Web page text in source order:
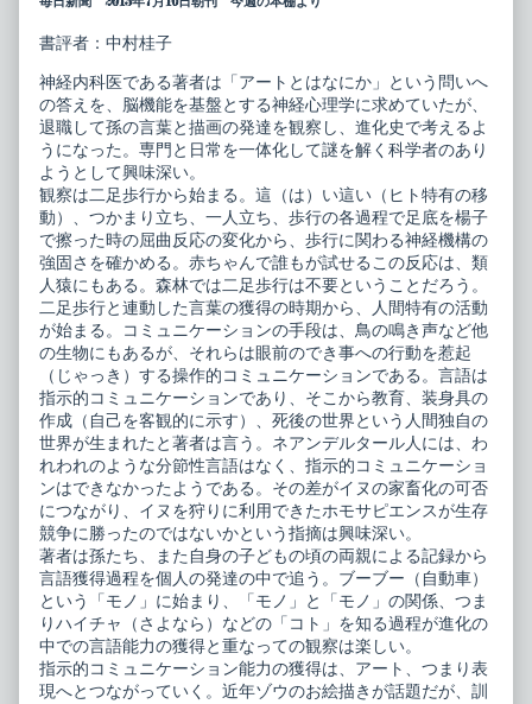
書評者：中村桂子
神経内科医である著者は「アートとはなにか」という問いへ
の答えを、脳機能を基盤とする神経心理学に求めていたが、
退職して孫の言葉と描画の発達を観察し、進化史で考えるよ
うになった。専門と日常を一体化して謎を解く科学者のあり
ようとして興味深い。
観察は二足歩行から始まる。這（は）い這い（ヒト特有の移
動）、つかまり立ち、一人立ち、歩行の各過程で足底を楊子
で擦った時の屈曲反応の変化から、歩行に関わる神経機構の
強固さを確かめる。赤ちゃんで誰もが試せるこの反応は、類
人猿にもある。森林では二足歩行は不要ということだろう。
二足歩行と連動した言葉の獲得の時期から、人間特有の活動
が始まる。コミュニケーションの手段は、鳥の鳴き声など他
の生物にもあるが、それらは眼前のでき事への行動を惹起
（じゃっき）する操作的コミュニケーションである。言語は
指示的コミュニケーションであり、そこから教育、装身具の
作成（自己を客観的に示す）、死後の世界という人間独自の
世界が生まれたと著者は言う。ネアンデルタール人には、わ
れわれのような分節性言語はなく、指示的コミュニケーショ
ンはできなかったようである。その差がイヌの家畜化の可否
につながり、イヌを狩りに利用できたホモサピエンスが生存
競争に勝ったのではないかという指摘は興味深い。
著者は孫たち、また自身の子どもの頃の両親による記録から
言語獲得過程を個人の発達の中で追う。ブーブー（自動車）
という「モノ」に始まり、「モノ」と「モノ」の関係、つま
りハイチャ（さよなら）などの「コト」を知る過程が進化の
中での言語能力の獲得と重なっての観察は楽しい。
指示的コミュニケーション能力の獲得は、アート、つまり表
現へとつながっていく。近年ゾウのお絵描きが話題だが、訓